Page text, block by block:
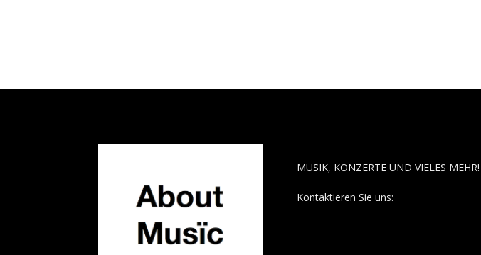
MUSIK, KONZERTE UND VIELES MEHR!
Kontaktieren Sie uns: